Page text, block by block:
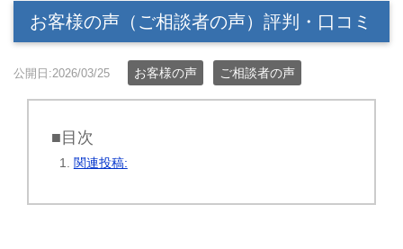
お客様の声（ご相談者の声）評判・口コミ
公開日:2026/03/25 お客様の声 ご相談者の声
■目次
関連投稿: